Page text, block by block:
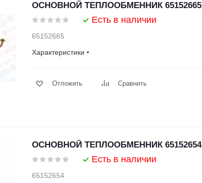
ОСНОВНОЙ ТЕПЛООБМЕННИК 65152665
Есть в наличии
65152665
Характеристики
Отложить Сравнить
ОСНОВНОЙ ТЕПЛООБМЕННИК 65152654
Есть в наличии
65152654